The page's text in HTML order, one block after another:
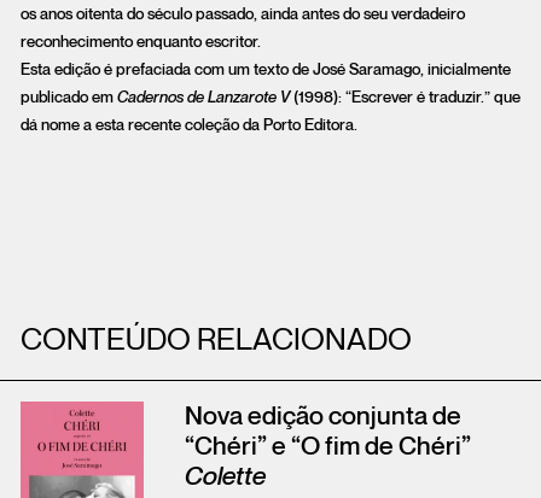
os anos oitenta do século passado, ainda antes do seu verdadeiro
reconhecimento enquanto escritor.
Esta edição é prefaciada com um texto de José Saramago, inicialmente
publicado em Cadernos de Lanzarote V(1998): “Escrever é traduzir.” que
dá nome a esta recente coleção da Porto Editora.
CONTEÚDO RELACIONADO
Nova edição conjunta de
“Chéri” e “O fim de Chéri”
Colette